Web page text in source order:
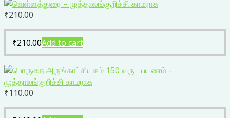
₹210.00
₹210.00Add to cart
₹110.00